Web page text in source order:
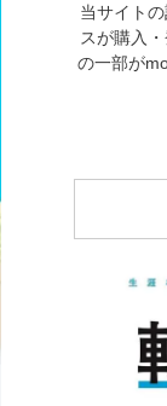
当サイト
スが購入
の一部が